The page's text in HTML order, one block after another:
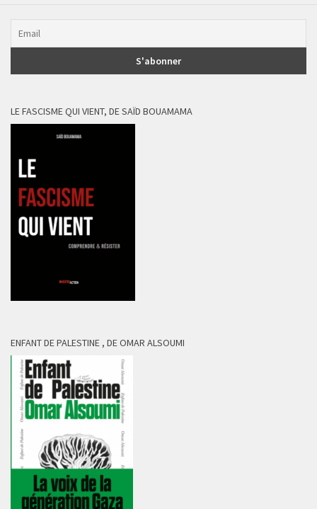
LE FASCISME QUI VIENT, DE SAÏD BOUAMAMA
ENFANT DE PALESTINE , DE OMAR ALSOUMI